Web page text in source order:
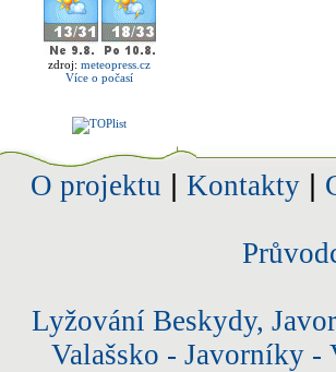
zdroj: meteopress.cz
Více o počasí
O projektu Kontakty|
Lyžování Beskydy,
Valašsko - Javorníky -